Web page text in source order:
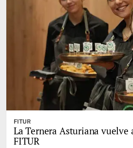
FITUR
La Ternera Asturiana vuelve
FITUR